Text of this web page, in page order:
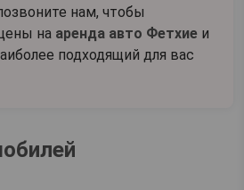
нам, чтобы
на аренда авто Фетхие и
подходящий для вас